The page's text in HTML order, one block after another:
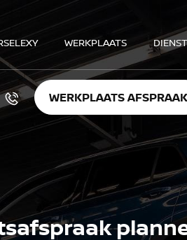
WERKPLAATS
WERKPLAATS AFSPRAAK